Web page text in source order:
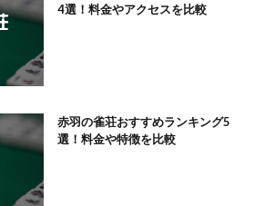
4選！料金やアクセスを比較
赤羽の雀荘おすすめランキング5
選！料金や特徴を比較